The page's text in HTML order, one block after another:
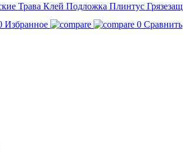
Трава Клей Подложка Плинтус
Избранное 0 Сравнить